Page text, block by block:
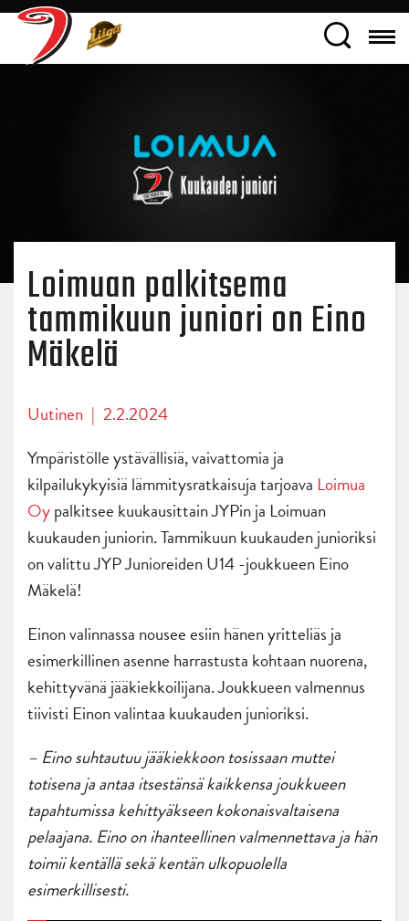
Loimuan palkitsema
tammikuun juniori on Eino
Mäkelä
Uutinen | 2.2.2024
Ympäristölle ystävällisiä, vaivattomia ja
kilpailukykyisiä lämmitysratkaisuja tarjoava Loimua
Oypalkitsee kuukausittain JYPin ja Loimuan
kuukauden juniorin. Tammikuun kuukauden junioriksi
on valittu JYP Junioreiden U14 -joukkueen Eino
Mäkelä!
Einon valinnassa nousee esiin hänen yritteliäs ja
esimerkillinen asenne harrastusta kohtaan nuorena,
kehittyvänä jääkiekkoilijana. Joukkueen valmennus
tiivisti Einon valintaa kuukauden junioriksi.
– Eino suhtautuu jääkiekkoon tosissaan muttei
totisena ja antaa itsestänsä kaikkensa joukkueen
tapahtumissa kehittyäkseen kokonaisvaltaisena
pelaajana. Eino on ihanteellinen valmennettava ja hän
toimii kentällä sekä kentän ulkopuolella
esimerkillisesti.